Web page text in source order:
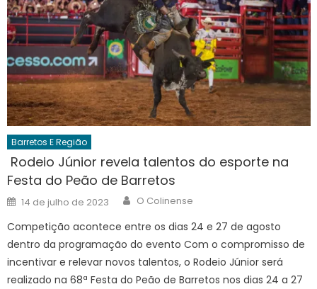
Barretos E Região
Rodeio Júnior revela talentos do esporte na
Festa do Peão de Barretos
Posted
on
14 de julho de 2023 Author
O Colinense
Competição acontece entre os dias 24 e 27 de agosto
dentro da programação do evento Com o compromisso de
incentivar e relevar novos talentos, o Rodeio Júnior será
realizado na 68ª Festa do Peão de Barretos nos dias 24 a 27